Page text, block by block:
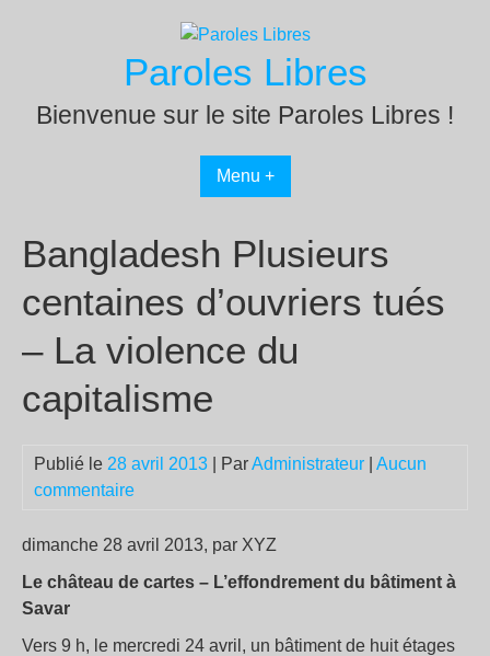
Paroles Libres
Bienvenue sur le site Paroles Libres !
Menu +
Bangladesh Plusieurs
centaines d’ouvriers tués
– La violence du
capitalisme
Publié le 28 avril 2013 | ParAdministrateur
Aucun
commentaire
dimanche 28 avril 2013, par XYZ
Le château de cartes – L’effondrement du bâtiment à
Savar
Vers 9 h, le mercredi 24 avril, un bâtiment de huit étages